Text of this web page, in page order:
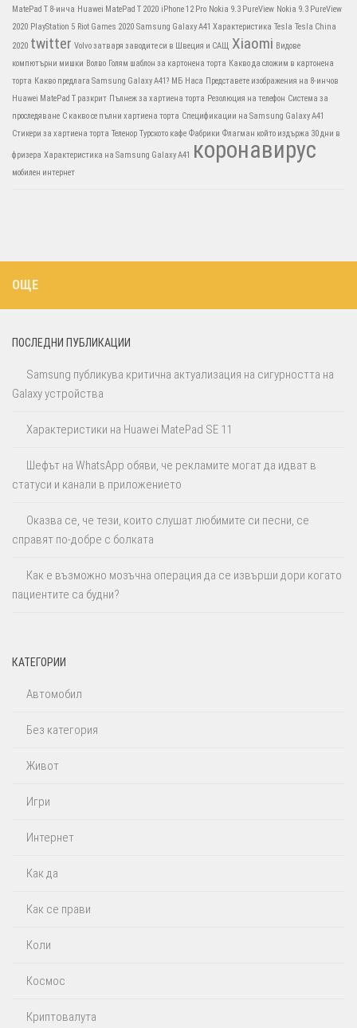
MatePad T 8-инча Huawei MatePad T 2020 iPhone 12 Pro Nokia 9.3 PureView Nokia 9.3 PureView
2020 PlayStation 5 Riot Games 2020 Samsung Galaxy A41 Характеристика Tesla Tesla China
2020 twitter Volvo затваря заводите си в Швеция и САЩ Xiaomi Видове
компютърни мишки Волво Голям шаблон за картонена торта Какво да сложим в картонена
торта Какво предлага Samsung Galaxy A41? МБ Наса Представете изображения на 8-инчов
Huawei MatePad T разкрит Пълнеж за хартиена торта Резолюция на телефон Система за
проследяване С какво се пълни хартиена торта Спецификации на Samsung Galaxy A41
Стикери за хартиена торта Теленор Турското кафе Фабрики Флагман който издържа 30 дни в
фризера Характеристика на Samsung Galaxy A41 коронавирус
мобилен интернет
ОЩЕ
ПОСЛЕДНИ ПУБЛИКАЦИИ
Samsung публикува критична актуализация на сигурността на
Galaxy устройства
Характеристики на Huawei MatePad SE 11
Шефът на WhatsApp обяви, че рекламите могат да идват в
статуси и канали в приложението
Оказва се, че тези, които слушат любимите си песни, се
справят по-добре с болката
Как е възможно мозъчна операция да се извърши дори когато
пациентите са будни?
КАТЕГОРИИ
Автомобил
Без категория
Живот
Игри
Интернет
Как да
Как се прави
Коли
Космос
Криптовалута